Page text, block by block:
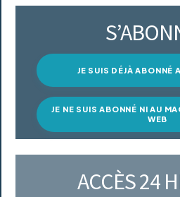
JE SUIS DÉJÀ ABONNÉ
JE NE SUIS ABONNÉ NI AU
WEB
ACCÈS 24